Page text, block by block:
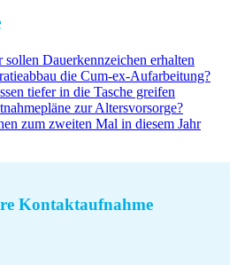
Dauerkennzeichen erhalten
die Cum-ex-Aufarbeitung?
tiefer in die Tasche greifen
zur Altersvorsorge?
zum zweiten Mal in diesem Jahr
Kontaktaufnahme